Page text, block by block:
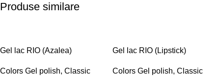
Produse similare
Gel lac RIO (Azalea)
Colors Gel polish, Classic
Gel lac RIO (Lipstick)
Colors Gel polish, Classic